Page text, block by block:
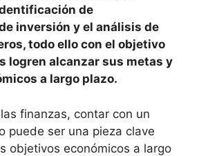
de
inversión y el análisis de
todo ello con el objetivo
logren alcanzar sus metas y
a largo plazo.
finanzas, contar con un
puede ser una pieza clave
objetivos económicos a largo